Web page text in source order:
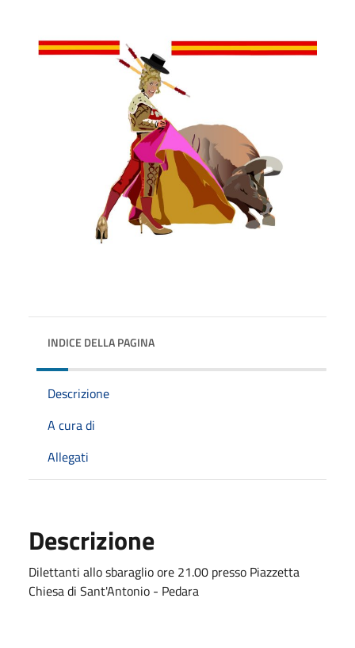
INDICE DELLA PAGINA
Descrizione
A cura di
Allegati
Descrizione
Dilettanti allo sbaraglio ore 21.00 presso Piazzetta
Chiesa di Sant'Antonio - Pedara